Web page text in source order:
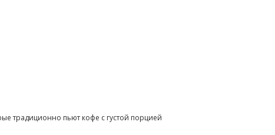
традиционно пьют кофе с густой порцией